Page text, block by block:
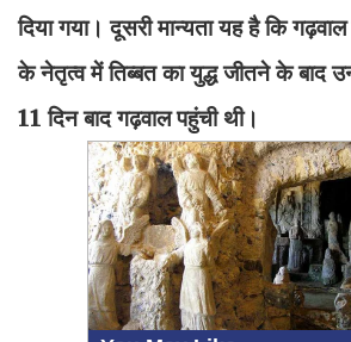
दिया गया। दूसरी मान्यता यह है कि
के नेतृत्व में तिब्बत का युद्ध जीतने के बाद
11 दिन बाद गढ़वाल पहुंची थी।